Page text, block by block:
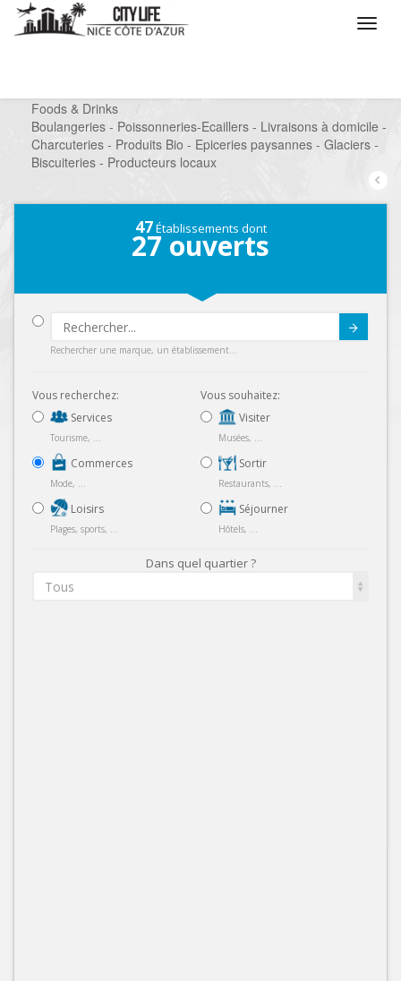
Foods & Drinks
/
Boulangeries - Poissonneries-Ecaillers - Livraisons à domicile -
Charcuteries - Produits Bio - Epiceries paysannes - Glaciers -
Biscuiteries - Producteurs locaux
47Établissements dont
27 ouverts
Rechercher une marque, un établissement...
Vous recherchez:
Services
Tourisme, ...
Commerces
Mode, ...
Loisirs
Plages, sports, ...
Vous souhaitez:
Visiter
Musées, ...
Sortir
Restaurants, ...
Séjourner
Hôtels, ...
Dans quel quartier ?
Tous